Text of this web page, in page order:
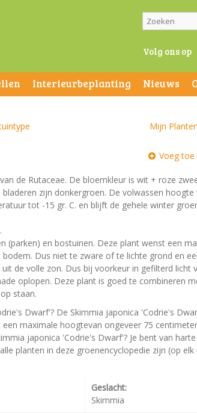
Volg ons op
Interieurbeplanting Nieuws
Mijn Planten
Voeg toe
de Rutaceae. De bloemkleur is wit + roze
zijn donkergroen. De volwassen hoogte
tot -15 gr. C. en blijft de gehele winter
(parken) en bostuinen. Deze plant wenst een
Dus niet te zware of te lichte grond en
de volle zon. Dus bij voorkeur in gefilterd licht
oplopen. Deze plant is goed te combineren
staan.
Dwarf'? De Skimmia japonica 'Codrie's
maximale hoogtevan ongeveer 75
japonica 'Codrie's Dwarf'? Je bent van
planten in deze groenencyclopedie zijn (op
Geslacht:
Skimmia